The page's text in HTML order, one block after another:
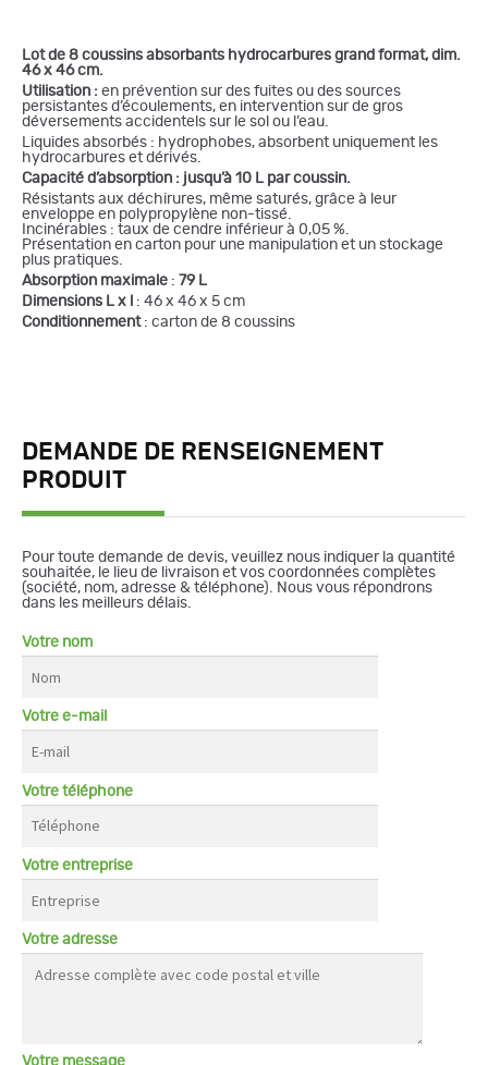
Lot de 8 coussins absorbants hydrocarbures grand format, dim.
46 x 46 cm.
Utilisation : en prévention sur des fuites ou des sources
persistantes d’écoulements, en intervention sur de gros
déversements accidentels sur le sol ou l’eau.
Liquides absorbés : hydrophobes, absorbent uniquement les
hydrocarbures et dérivés.
Capacité d’absorption : jusqu’à 10 L par coussin.
Résistants aux déchirures, même saturés, grâce à leur
enveloppe en polypropylène non-tissé.
Incinérables : taux de cendre inférieur à 0,05 %.
Présentation en carton pour une manipulation et un stockage
plus pratiques.
Absorption maximale : 79 L
Dimensions L x l : 46 x 46 x 5 cm
Conditionnement: carton de 8 coussins
DEMANDE DE RENSEIGNEMENT
PRODUIT
Pour toute demande de devis, veuillez nous indiquer la quantité
souhaitée, le lieu de livraison et vos coordonnées complètes
(société, nom, adresse & téléphone). Nous vous répondrons
dans les meilleurs délais.
Votre nom
Votre e-mail
Votre téléphone
Votre entreprise
Votre adresse